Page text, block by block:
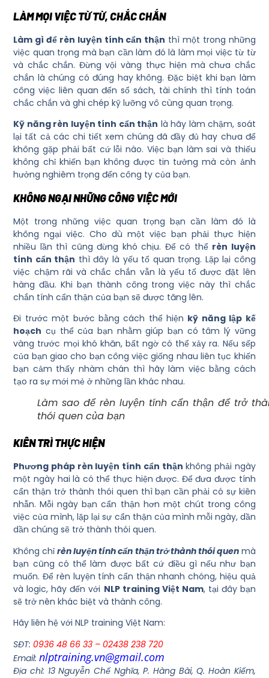
LÀM MỌI VIỆC TỪ TỪ, CHẮC CHẮN
Làm gì để rèn luyện tính cẩn thận thì một trong những
việc quan trọng mà bạn cần làm đó là làm mọi việc từ từ
và chắc chắn. Đừng vội vàng thực hiện mà chưa chắc
chắn là chúng có đúng hay không. Đặc biệt khi bạn làm
công việc liên quan đến sổ sách, tài chính thì tính toán
chắc chắn và ghi chép kỹ lưỡng vô cùng quan trọng.
Kỹ năng rèn luyện tính cẩn thận là hãy làm chậm, soát
lại tất cả các chi tiết xem chúng đã đầy đủ hay chưa để
không gặp phải bất cứ lỗi nào. Việc bạn làm sai và thiếu
không chỉ khiến bạn không được tin tưởng mà còn ảnh
hưởng nghiêm trọng đến công ty của bạn.
KHÔNG NGẠI NHỮNG CÔNG VIỆC MỚI
Một trong những việc quan trọng bạn cần làm đó là
không ngại việc. Cho dù một việc bạn phải thực hiện
nhiều lần thì cũng đừng khó chịu. Để có thể rèn luyện
tính cẩn thận thì đây là yếu tố quan trọng. Lặp lại công
việc chậm rãi và chắc chắn vẫn là yếu tố được đặt lên
hàng đầu. Khi bạn thành công trong việc này thì chắc
chắn tính cẩn thận của bạn sẽ được tăng lên.
Đi trước một bước bằng cách thể hiện kỹ năng lập kế
hoạch cụ thể của bạn nhằm giúp bạn có tâm lý vững
vàng trước mọi khó khăn, bất ngờ có thể xảy ra. Nếu sếp
của bạn giao cho bạn công việc giống nhau liên tục khiến
bạn cảm thấy nhàm chán thì hãy làm việc bằng cách
tạo ra sự mới mẻ ở những lần khác nhau.
Làm sao để rèn luyện tính cẩn thận để trở
thói quen của bạn
KIÊN TRÌ THỰC HIỆN
Phương pháp rèn luyện tính cẩn thận không phải ngày
một ngày hai là có thể thực hiện được. Để đưa được tính
cẩn thận trở thành thói quen thì bạn cần phải có sự kiên
nhẫn. Mỗi ngày bạn cẩn thận hơn một chút trong công
việc của mình, lặp lại sự cẩn thận của mình mỗi ngày, dần
dần chúng sẽ trở thành thói quen.
Không chỉrèn luyện tính cẩn thận trở thành thói quenmà
bạn cũng có thể làm được bất cứ điều gì nếu như bạn
muốn. Để rèn luyện tính cẩn thận nhanh chóng, hiệu quả
và logic, hãy đến với NLP training Việt Nam, tại đây bạn
sẽ trở nên khác biệt và thành công.
Hãy liên hệ với NLP training Việt Nam:
SĐT:0936 48 66 33 – 02438 238 720
Email:nlptraining.vn@gmail.com
Địa chỉ: 13 Nguyễn Chế Nghĩa, P. Hàng Bài, Q. Hoàn Kiếm,